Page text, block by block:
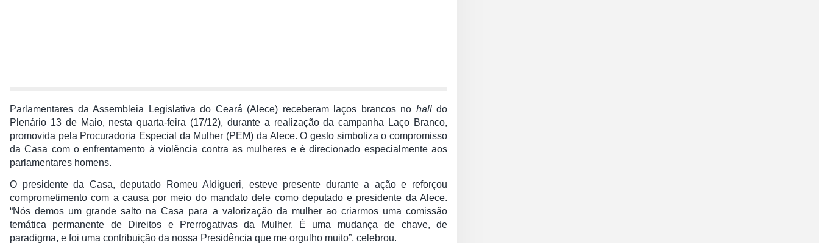
Parlamentares da Assembleia Legislativa do Ceará (Alece) receberam laços brancos no halldo
Plenário 13 de Maio, nesta quarta-feira (17/12), durante a realização da campanha Laço Branco,
promovida pela Procuradoria Especial da Mulher (PEM) da Alece. O gesto simboliza o compromisso
da Casa com o enfrentamento à violência contra as mulheres e é direcionado especialmente aos
parlamentares homens.
O presidente da Casa, deputado Romeu Aldigueri, esteve presente durante a ação e reforçou
comprometimento com a causa por meio do mandato dele como deputado e presidente da Alece.
“Nós demos um grande salto na Casa para a valorização da mulher ao criarmos uma comissão
temática permanente de Direitos e Prerrogativas da Mulher. É uma mudança de chave, de
paradigma, e foi uma contribuição da nossa Presidência que me orgulho muito”, celebrou.